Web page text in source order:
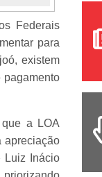
Federais
para
existem
pagamento
a LOA
apreciação
Luiz Inácio